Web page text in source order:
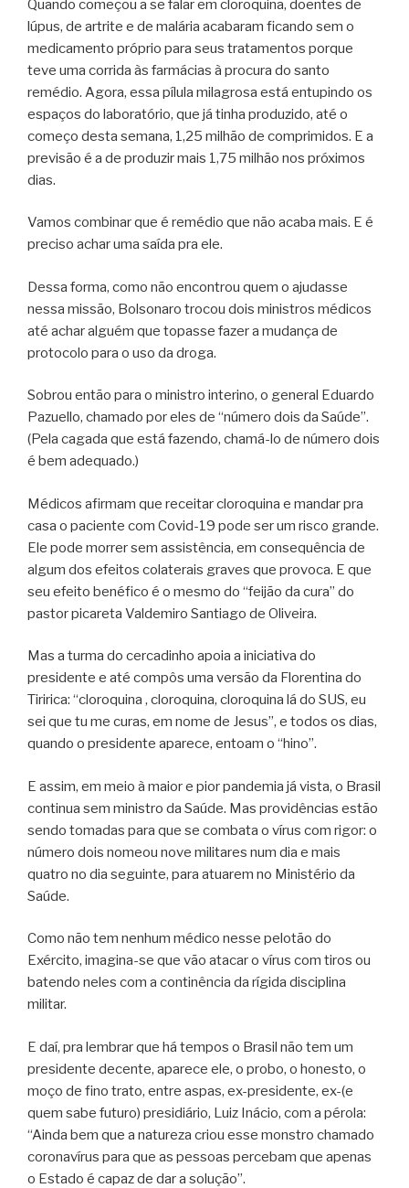
Quando começou a se falar em cloroquina, doentes de
lúpus, de artrite e de malária acabaram ficando sem o
medicamento próprio para seus tratamentos porque
teve uma corrida às farmácias à procura do santo
remédio. Agora, essa pílula milagrosa está entupindo os
espaços do laboratório, que já tinha produzido, até o
começo desta semana, 1,25 milhão de comprimidos. E a
previsão é a de produzir mais 1,75 milhão nos próximos
dias.
Vamos combinar que é remédio que não acaba mais. E é
preciso achar uma saída pra ele.
Dessa forma, como não encontrou quem o ajudasse
nessa missão, Bolsonaro trocou dois ministros médicos
até achar alguém que topasse fazer a mudança de
protocolo para o uso da droga.
Sobrou então para o ministro interino, o general Eduardo
Pazuello, chamado por eles de “número dois da Saúde”.
(Pela cagada que está fazendo, chamá-lo de número dois
é bem adequado.)
Médicos afirmam que receitar cloroquina e mandar pra
casa o paciente com Covid-19 pode ser um risco grande.
Ele pode morrer sem assistência, em consequência de
algum dos efeitos colaterais graves que provoca. E que
seu efeito benéfico é o mesmo do “feijão da cura” do
pastor picareta Valdemiro Santiago de Oliveira.
Mas a turma do cercadinho apoia a iniciativa do
presidente e até compôs uma versão da Florentina do
Tiririca: “cloroquina , cloroquina, cloroquina lá do SUS, eu
sei que tu me curas, em nome de Jesus”, e todos os dias,
quando o presidente aparece, entoam o “hino”.
E assim, em meio à maior e pior pandemia já vista, o Brasil
continua sem ministro da Saúde. Mas providências estão
sendo tomadas para que se combata o vírus com rigor: o
número dois nomeou nove militares num dia e mais
quatro no dia seguinte, para atuarem no Ministério da
Saúde.
Como não tem nenhum médico nesse pelotão do
Exército, imagina-se que vão atacar o vírus com tiros ou
batendo neles com a continência da rígida disciplina
militar.
E daí, pra lembrar que há tempos o Brasil não tem um
presidente decente, aparece ele, o probo, o honesto, o
moço de fino trato, entre aspas, ex-presidente, ex-(e
quem sabe futuro) presidiário, Luiz Inácio, com a pérola:
“Ainda bem que a natureza criou esse monstro chamado
coronavírus para que as pessoas percebam que apenas
o Estado é capaz de dar a solução”.